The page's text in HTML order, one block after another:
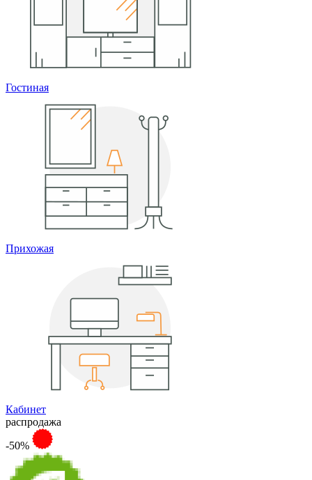
Гостиная
Прихожая
Кабинет
распродажа
-50%